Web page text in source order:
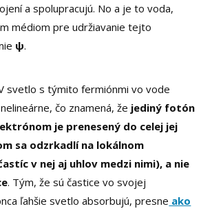
a spolupracujú. No a je to voda,
médiom pre udržiavanie tejto
ψ.
svetlo s týmito fermiónmi vo vode
čo znamená, že jediný fotón
je prenesený do celej jej
sa odzrkadlí na lokálnom
v nej aj uhlov medzi nimi), a nie
. Tým, že sú častice vo svojej
ľahšie svetlo absorbujú, presne ako